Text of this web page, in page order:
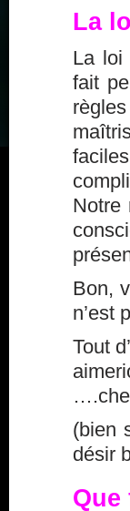
La
La loi
fait
Notre
Bon,
n’est
Tout
(bien
désir